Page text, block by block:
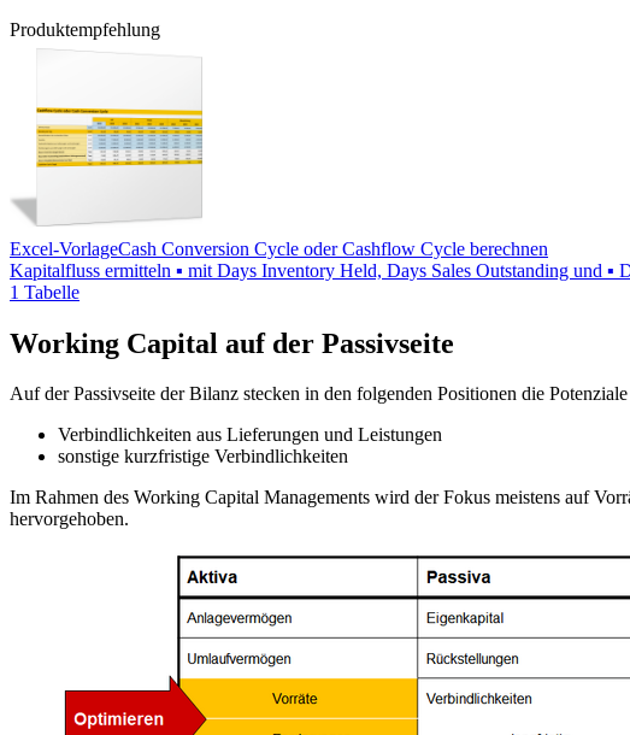
Produktempfehlung
Excel-VorlageCash Conversion Cycle oder Cashflow Cycle berechnen
Kapitalfluss ermitteln ▪ mit Days Inventory Held, Days Sales Outstanding und ▪
1 Tabelle
Working Capital auf der Passivseite
Auf der Passivseite der Bilanz stecken in den folgenden Positionen die
Verbindlichkeiten aus Lieferungen und Leistungen
sonstige kurzfristige Verbindlichkeiten
Im Rahmen des Working Capital Managements wird der Fokus meistens auf
hervorgehoben.